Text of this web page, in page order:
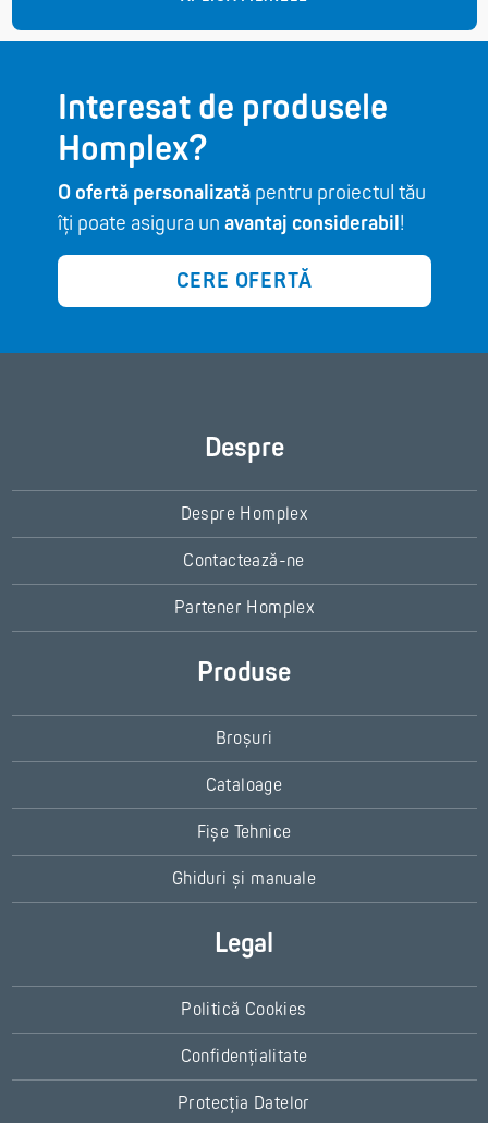
Interesat de produsele
Homplex?
O ofertă personalizatăpentru proiectul tău
îți poate asigura un avantaj considerabil!
CERE OFERTĂ
Despre
Despre Homplex
Contactează-ne
Partener Homplex
Produse
Broșuri
Cataloage
Fișe Tehnice
Ghiduri și manuale
Legal
Politică Cookies
Confidențialitate
Protecția Datelor